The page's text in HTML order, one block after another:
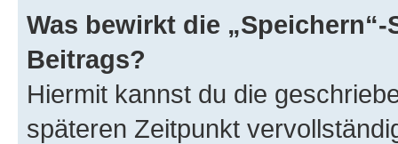
Was bewirkt die
Beitrags?
Hiermit kannst du die
späteren Zeitpunkt